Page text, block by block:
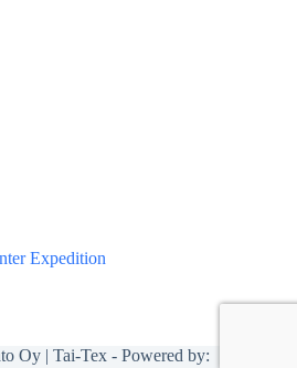
Expedition
Oy | Tai-Tex - Powered by: